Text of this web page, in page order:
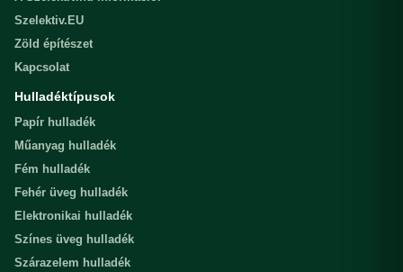
Szelektiv.EU
Zöld építészet
Kapcsolat
Hulladéktípusok
Papír hulladék
Műanyag hulladék
Fém hulladék
Fehér üveg hulladék
Elektronikai hulladék
Színes üveg hulladék
Szárazelem hulladék